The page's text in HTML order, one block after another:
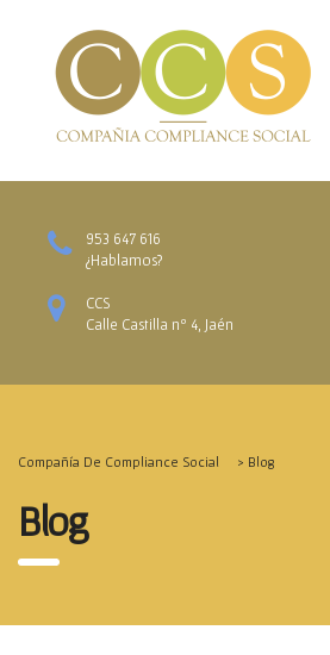
953 647 616
¿Hablamos?
CCS
Calle Castilla nº 4, Jaén
Compañía De Compliance Social > Blog
Blog